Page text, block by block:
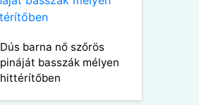
Dús barna nő szőrös
pináját basszák mélyen
hittérítőben